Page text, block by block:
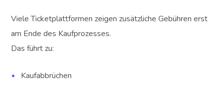
Viele Ticketplattformen zeigen zusätzliche Gebühren erst
am Ende des Kaufprozesses.
Das führt zu:
Kaufabbrüchen